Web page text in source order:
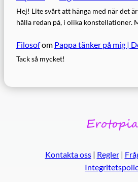
Hej! Lite svårt att hänga med när det
hålla redan på, i olika konstellationer.
Filosofom Pappa tänker på mig |
Tack så mycket!
Kontakta oss| Regler|